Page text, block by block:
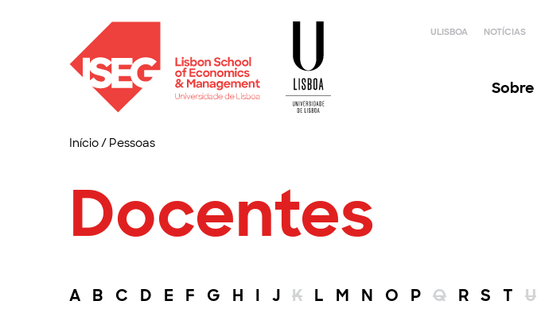
ULISBOA NOTÍCIAS
Sobre
Início/ Pessoas
Docentes
A B C D E F G H I J K L M N O P Q R S T U